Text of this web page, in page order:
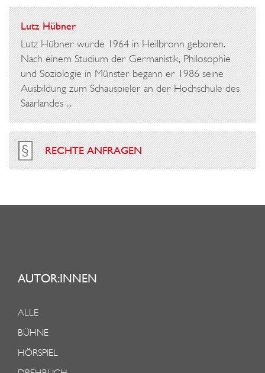
Lutz Hübner
Lutz Hübner wurde 1964 in Heilbronn geboren.
Nach einem Studium der Germanistik, Philosophie
und Soziologie in Münster begann er 1986 seine
Ausbildung zum Schauspieler an der Hochschule des
Saarlandes ...
RECHTE ANFRAGEN
AUTOR:INNEN
ALLE
BÜHNE
HÖRSPIEL